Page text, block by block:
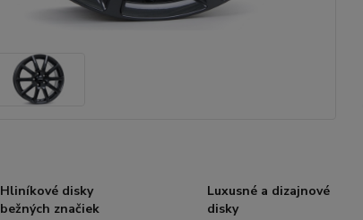
Hliníkové disky
bežných značiek
Luxusné a dizajnové
disky